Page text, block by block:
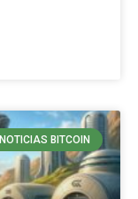
NOTICIAS BITCOIN